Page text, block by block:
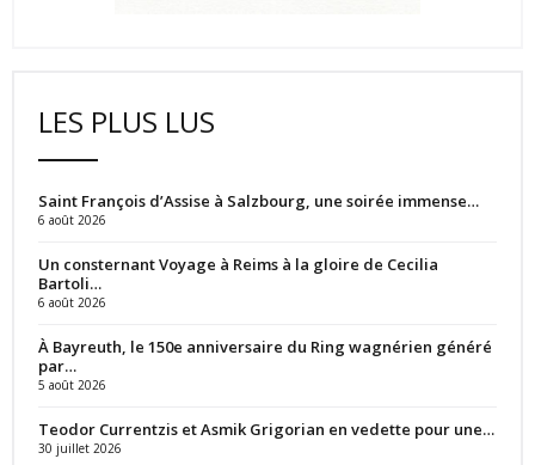
LES PLUS LUS
Saint François d’Assise à Salzbourg, une soirée immense…
6 août 2026
Un consternant Voyage à Reims à la gloire de Cecilia
Bartoli…
6 août 2026
À Bayreuth, le 150e anniversaire du Ring wagnérien généré
par…
5 août 2026
Teodor Currentzis et Asmik Grigorian en vedette pour une…
30 juillet 2026